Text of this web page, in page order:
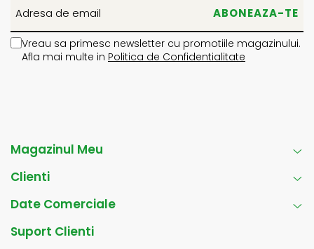
Vreau sa primesc newsletter cu promotiile magazinului.
Afla mai multe in Politica de Confidentialitate
Magazinul Meu
Clienti
Date Comerciale
Suport Clienti